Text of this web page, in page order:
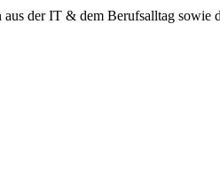
der IT & dem Berufsalltag